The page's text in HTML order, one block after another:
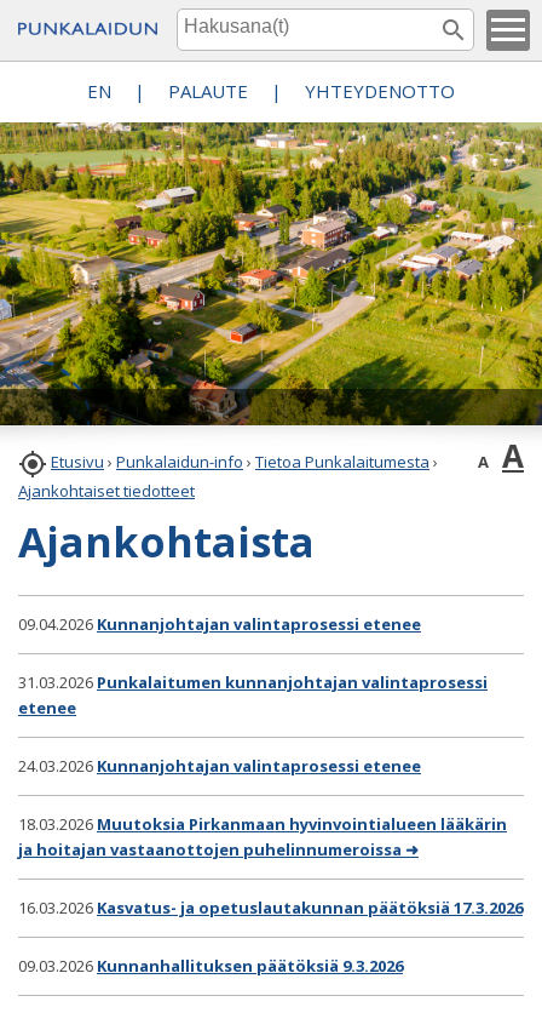
EN | PALAUTE | YHTEYDENOTTO
 Etusivu › Punkalaidun-info › Tietoa Punkalaitumesta ›
Ajankohtaiset tiedotteet
A A
Ajankohtaista
09.04.2026 Kunnanjohtajan valintaprosessi etenee
31.03.2026 Punkalaitumen kunnanjohtajan valintaprosessi
etenee
24.03.2026 Kunnanjohtajan valintaprosessi etenee
18.03.2026 Muutoksia Pirkanmaan hyvinvointialueen lääkärin
ja hoitajan vastaanottojen puhelinnumeroissa ➜
16.03.2026 Kasvatus- ja opetuslautakunnan päätöksiä 17.3.2026
09.03.2026 Kunnanhallituksen päätöksiä 9.3.2026